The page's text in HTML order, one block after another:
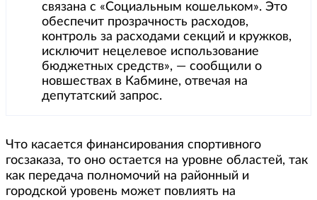
связана с «Социальным кошельком». Это
обеспечит прозрачность расходов,
контроль за расходами секций и кружков,
исключит нецелевое использование
бюджетных средств», — сообщили о
новшествах в Кабмине, отвечая на
депутатский запрос.
Что касается финансирования спортивного
госзаказа, то оно остается на уровне областей, так
как передача полномочий на районный и
городской уровень может повлиять на